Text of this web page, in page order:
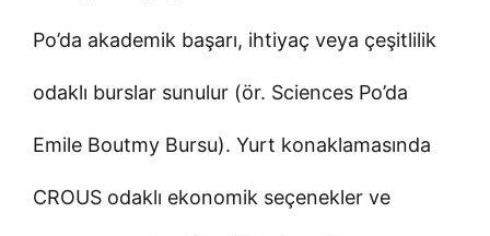
Po’da akademik başarı, ihtiyaç veya çeşitlilik
odaklı burslar sunulur (ör. Sciences Po’da
Emile Boutmy Bursu). Yurt konaklamasında
CROUS odaklı ekonomik seçenekler ve